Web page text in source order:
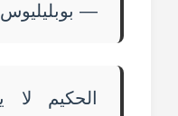
—
الحكيم